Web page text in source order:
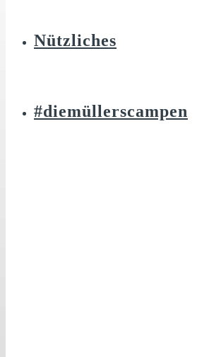
Nützliches
#diemüllerscampen